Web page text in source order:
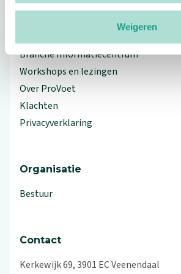
Weigeren
Branche Informatiecentrum
Workshops en lezingen
Over ProVoet
Klachten
Privacyverklaring
Organisatie
Bestuur
Contact
Kerkewijk 69, 3901 EC Veenendaal